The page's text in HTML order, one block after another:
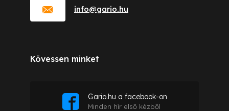
info@gario.hu
Kövessen minket
Gario.hu a facebook-on
Minden hír első kézből